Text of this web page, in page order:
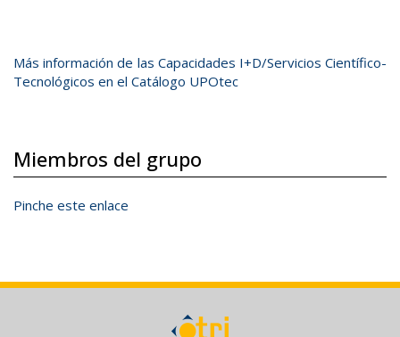
Más información de las Capacidades I+D/Servicios Científico-
Tecnológicos en el Catálogo UPOtec
Miembros del grupo
Pinche este enlace